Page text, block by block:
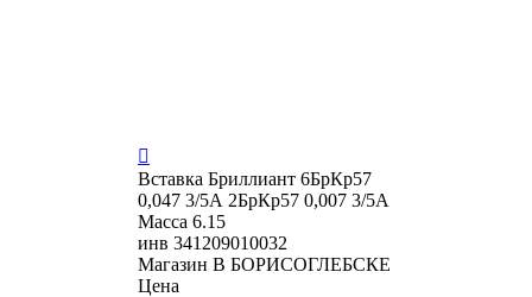

Вставка Бриллиант 6БрКр57
0,047 3/5А 2БрКр57 0,007 3/5А
Масса 6.15
инв 341209010032
Магазин В БОРИСОГЛЕБСКЕ
Цена